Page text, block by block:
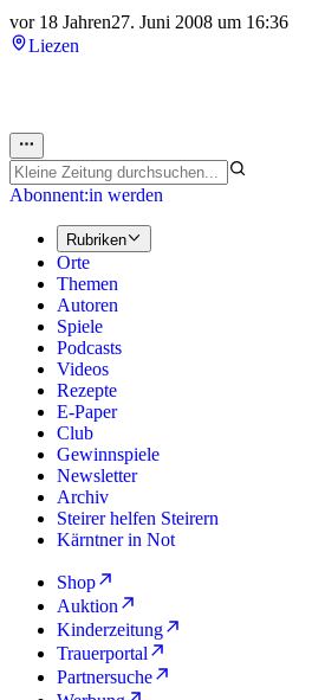
vor 18 Jahren27. Juni 2008 um 16:36
Liezen
Abonnent:in werden
Rubriken
Orte
Themen
Autoren
Spiele
Podcasts
Videos
Rezepte
E-Paper
Club
Gewinnspiele
Newsletter
Archiv
Steirer helfen Steirern
Kärntner in Not
Shop
Auktion
Kinderzeitung
Trauerportal
Partnersuche